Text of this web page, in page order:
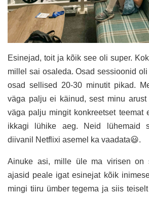
Esinejad, toit ja kõik see oli super.
millel sai osaleda. Osad sessioonid
osad sellised 20-30 minutit pikad.
väga palju ei käinud, sest minu
väga palju mingit konkreetset teemat
ikkagi lühike aeg. Neid lühemaid
diivanil Netflixi asemel ka vaadata😃.
Ainuke asi, mille üle ma virisen on
ajasid peale igat esinejat kõik
mingi tiiru ümber tegema ja siis